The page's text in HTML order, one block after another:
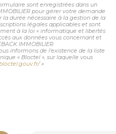
sont enregistrées dans un
pour gérer votre demande
la durée nécessaire à la gestion de la
légales applicables et sont
à la loi « informatique et libertés
aux données vous concernant et
IMMOBILIER
informons de l'existence de la liste
« Bloctel », sur laquelle vous
»